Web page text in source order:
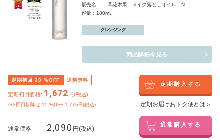
販売名 : 草花木果 メイク落としオイル N
容量：180mL
クレンジング
商品詳細を見る
定期初回 20 %OFF 送料無料
定期初回価格: 1,672円(税込)
※2回目以降は 15 %OFF 1,776円(税込)
定期購入する
定期お届けおトク便とは＞
通常価格 2,090 円(税込) 通常購入する